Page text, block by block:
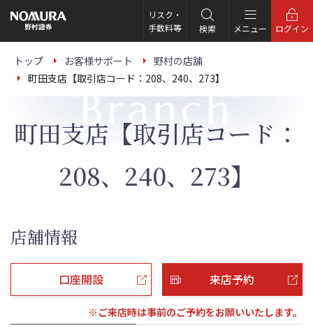
の
ー
リスク・
手数料等
検索 メニュー ログイン
トップ お客様サポート
野村の店舗
町田支店【取引店コード：208、240、273】
Branch
町田支店【取引店コード：
208、240、273】
店舗情報
口座開設 来店予約
※ご来店時は事前のご予約をお願いいたします。